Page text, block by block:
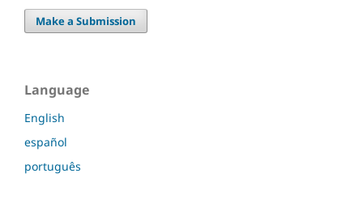
Make a Submission
Language
English
español
português